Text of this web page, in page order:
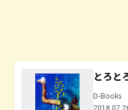
とろと
D-Books